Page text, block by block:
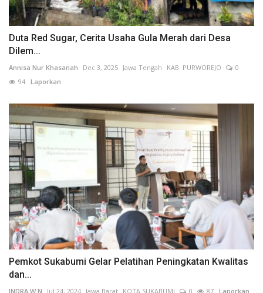
Duta Red Sugar, Cerita Usaha Gula Merah dari Desa
Dilem...
Annisa Nur Khasanah Dec 3, 2025 Jawa Tengah KAB. PURWOREJO
0
94 Laporkan
Pemkot Sukabumi Gelar Pelatihan Peningkatan Kwalitas
dan...
INDRA W N Jul 24, 2024 Jawa Barat KOTA SUKABUMI 0 87 Laporkan